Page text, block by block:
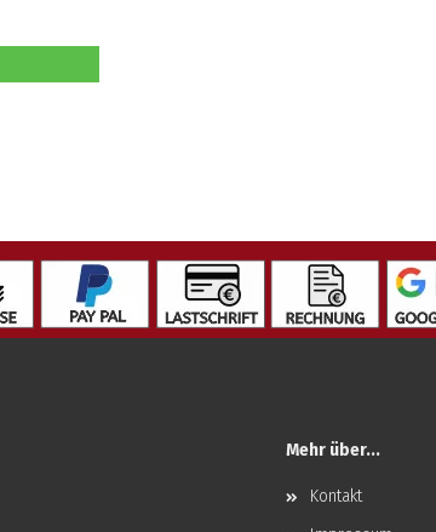
Mehr über...
Kontakt